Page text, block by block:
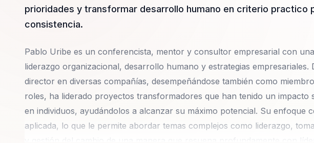
prioridades y transformar desarrollo humano en criterio practico
consistencia.
Pablo Uribe es un conferencista, mentor y consultor empresarial con
liderazgo organizacional, desarrollo humano y estrategias
director en diversas compañías, desempeñándose también como
roles, ha liderado proyectos transformadores que han tenido un impacto
en individuos, ayudándolos a alcanzar su máximo potencial. Su enfoque
aplicada, lo que le permite abordar temas complejos como liderazgo,